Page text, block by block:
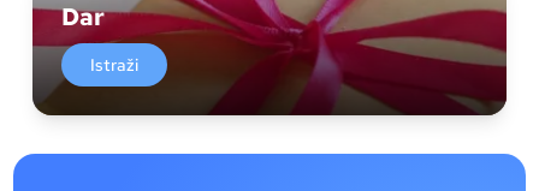
Dar
Istraži